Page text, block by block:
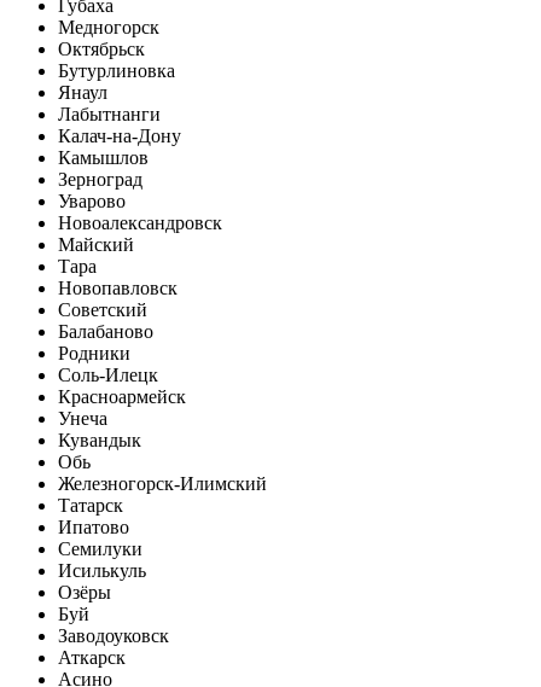
Губаха
Медногорск
Октябрьск
Бутурлиновка
Янаул
Лабытнанги
Калач-на-Дону
Камышлов
Зерноград
Уварово
Новоалександровск
Майский
Тара
Новопавловск
Советский
Балабаново
Родники
Соль-Илецк
Красноармейск
Унеча
Кувандык
Обь
Железногорск-Илимский
Татарск
Ипатово
Семилуки
Исилькуль
Озёры
Буй
Заводоуковск
Аткарск
Асино